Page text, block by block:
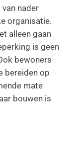
nader
organisatie.
alleen gaan
is geen
bewoners
bereiden op
mate
bouwen is